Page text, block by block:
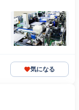
気になる